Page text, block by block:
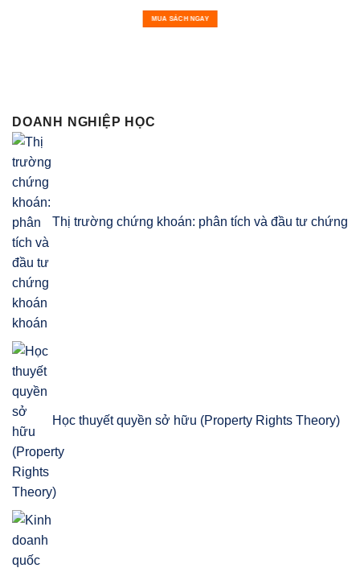
MUA SÁCH NGAY
DOANH NGHIỆP HỌC
Thị trường chứng khoán: phân tích và đầu tư chứng
khoán
Học thuyết quyền sở hữu (Property Rights Theory)